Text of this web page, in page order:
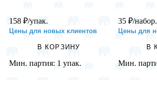
158 ₽/упак.
Цены для новых клиентов
В КОРЗИНУ
Мин. партия: 1 упак.
35 ₽/набор.
Цены для
В
Мин.